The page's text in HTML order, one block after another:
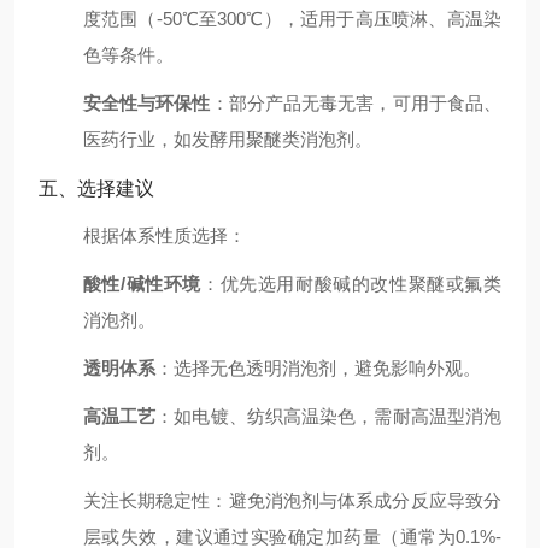
度范围（-50℃至300℃），适用于高压喷淋、高温染
色等条件。
安全性与环保性 ：部分产品无毒无害，可用于食品、
医药行业，如发酵用聚醚类消泡剂。
五、选择建议
根据体系性质选择：
酸性/碱性环境 ：优先选用耐酸碱的改性聚醚或氟类
消泡剂。
透明体系：选择无色透明消泡剂，避免影响外观。
高温工艺 ：如电镀、纺织高温染色，需耐高温型消泡
剂。
关注长期稳定性：避免消泡剂与体系成分反应导致分
层或失效，建议通过实验确定加药量（通常为0.1%-